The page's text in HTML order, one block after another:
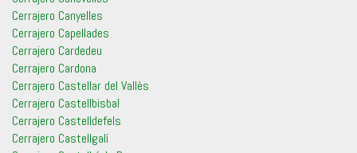
Cerrajero Canyelles
Cerrajero Capellades
Cerrajero Cardedeu
Cerrajero Cardona
Cerrajero Castellar del Vallès
Cerrajero Castellbisbal
Cerrajero Castelldefels
Cerrajero Castellgalí